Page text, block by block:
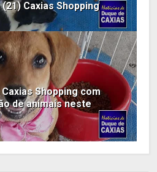
Caxias Shopping
Shopping com
de animais neste